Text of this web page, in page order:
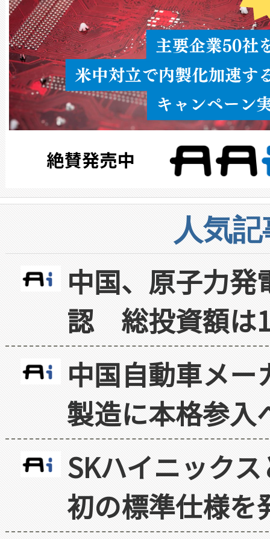
人気
中国、原子力
認 総投資額は
中国自動車メ
製造に本格参入
SKハイニック
初の標準仕様を